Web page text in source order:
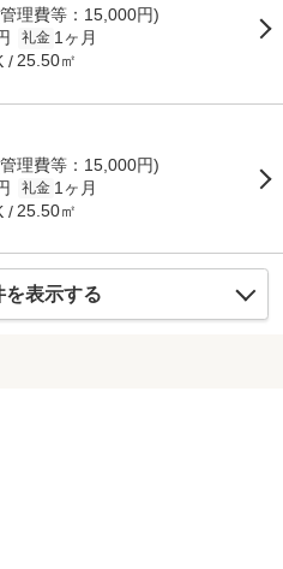
理費等：15,000円)
礼金 1ヶ月
25.50㎡
理費等：15,000円)
礼金 1ヶ月
25.50㎡
を表示する